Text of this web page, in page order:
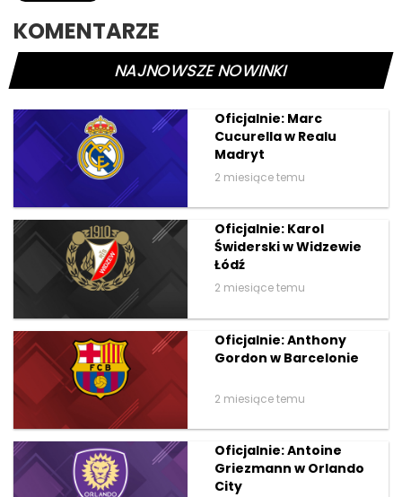
KOMENTARZE
NAJNOWSZE NOWINKI
Oficjalnie: Marc
Cucurella w Realu
Madryt
2 miesiące temu
Oficjalnie: Karol
Świderski w Widzewie
Łódź
2 miesiące temu
Oficjalnie: Anthony
Gordon w Barcelonie
2 miesiące temu
Oficjalnie: Antoine
Griezmann w Orlando
City